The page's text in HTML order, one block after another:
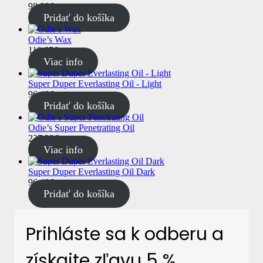
98.90€
Pridať do košíka
Odie’s Wax
110.65€
Viac info
Super Duper Everlasting Oil - Light
96.48€
Pridať do košíka
Odie’s Super Penetrating Oil
237.33€
Viac info
Super Duper Everlasting Oil Dark
96.48€
Pridať do košíka
Prihláste sa k odberu a